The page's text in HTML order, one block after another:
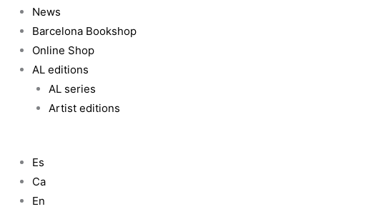
News
Barcelona Bookshop
Online Shop
AL editions
AL series
Artist editions
Es
Ca
En